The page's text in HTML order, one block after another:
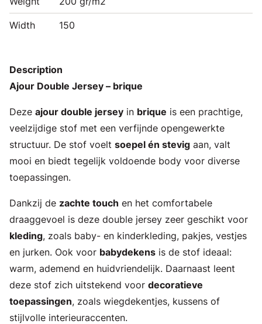
Width 150
Description
Ajour Double Jersey – brique
Deze ajour double jersey in brique is een prachtige,
veelzijdige stof met een verfijnde opengewerkte
structuur. De stof voelt soepel én stevig aan, valt
mooi en biedt tegelijk voldoende body voor diverse
toepassingen.
Dankzij de zachte touch en het comfortabele
draaggevoel is deze double jersey zeer geschikt voor
kleding, zoals baby- en kinderkleding, pakjes, vestjes
en jurken. Ook voor babydekens is de stof ideaal:
warm, ademend en huidvriendelijk. Daarnaast leent
deze stof zich uitstekend voor decoratieve
toepassingen, zoals wiegdekentjes, kussens of
stijlvolle interieuraccenten.